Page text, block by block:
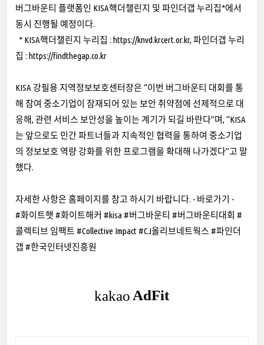
버그바운티 플랫폼인 KISA핵더챌린지 및 파인더갭 누리집*에서
동시 진행될 예정이다.
* KISA핵더챌린지 누리집 : https://knvd.krcert.or.kr, 파인더갭 누리
집 : https://findthegap.co.kr
KISA 강필용 지역정보보호센터장은 “이번 버그바운티 대회를 통
해 참여 중소기업이 잠재되어 있는 보안 취약점에 선제적으로 대
응해, 관련 서비스 보안성을 높이는 계기가 되길 바란다”며, “KISA
는 앞으로도 민간 파트너들과 지속적인 협력을 통하여 중소기업
의 정보보호 역량 강화를 위한 프로그램을 확대해 나가겠다”고 말
했다.
자세한 사항은 홈페이지를 참고 하시기 바랍니다. - 바로가기 -
#화이트햇 #화이트해커 #kisa #버그바운티 #버그바운티대회 #
콜렉티브 임팩트 #Collective Impact #CJ올리브네트웍스 #파인더
갭 #한국인터넷진흥원